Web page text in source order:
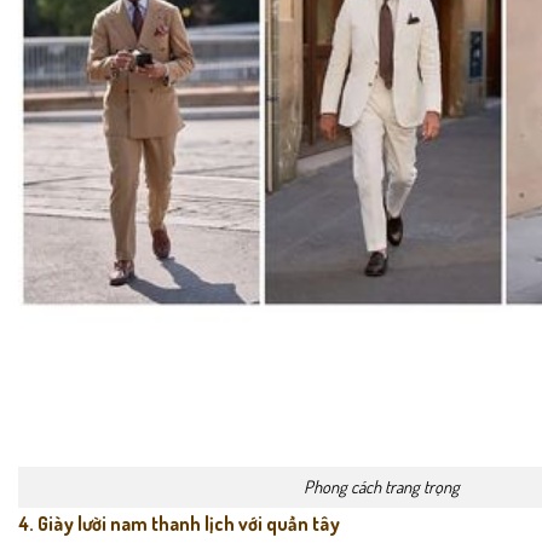
Phong cách trang trọng
4. Giày lười nam thanh lịch với quần tây